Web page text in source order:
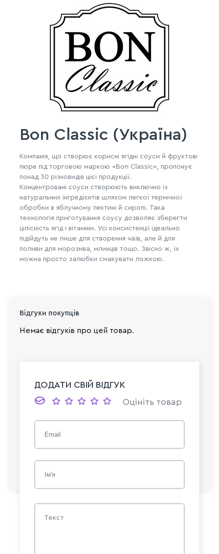
Bon Classic (Україна)
Компанія, що створює корисні ягідні соуси й фруктові
пюре під торговою маркою «Bon Classic», пропонує
понад 30 різновидів цієї продукції.
Концентровані соуси створюють виключно із
натуральних інгредієнтів шляхом легкої термічної
обробки в яблучному пектині й сиропі. Така
технологія приготування соусу дозволяє зберегти
цілісність ягід і вітаміни. Усі консистенції ідеально
підійдуть не лише для створення чаїв, але й для
поливи для морозива, млинців тощо. Звісно ж, їх
можна просто залюбки смакувати ложкою.
Відгуки покупців
Немає відгуків про цей товар.
ДОДАТИ СВІЙ ВІДГУК
Оцініть товар